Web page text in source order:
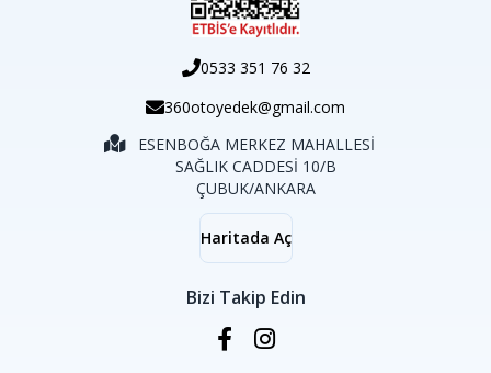
0533 351 76 32
360otoyedek@gmail.com
ESENBOĞA MERKEZ MAHALLESİ
SAĞLIK CADDESİ 10/B
ÇUBUK/ANKARA
Haritada Aç
Bizi Takip Edin